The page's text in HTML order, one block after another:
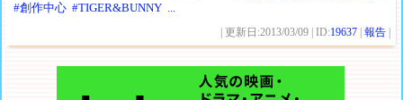
#創作中心 #TIGER&BUNNY ...
| 更新日:2013/03/09 | ID:19637 |報告